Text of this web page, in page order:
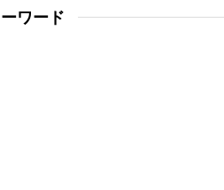
ワード